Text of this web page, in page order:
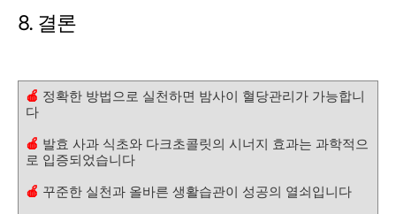
8. 결론
🍎 정확한 방법으로 실천하면 밤사이 혈당관리가 가능합니
다
🍎 발효 사과 식초와 다크초콜릿의 시너지 효과는 과학적으
로 입증되었습니다
🍎 꾸준한 실천과 올바른 생활습관이 성공의 열쇠입니다